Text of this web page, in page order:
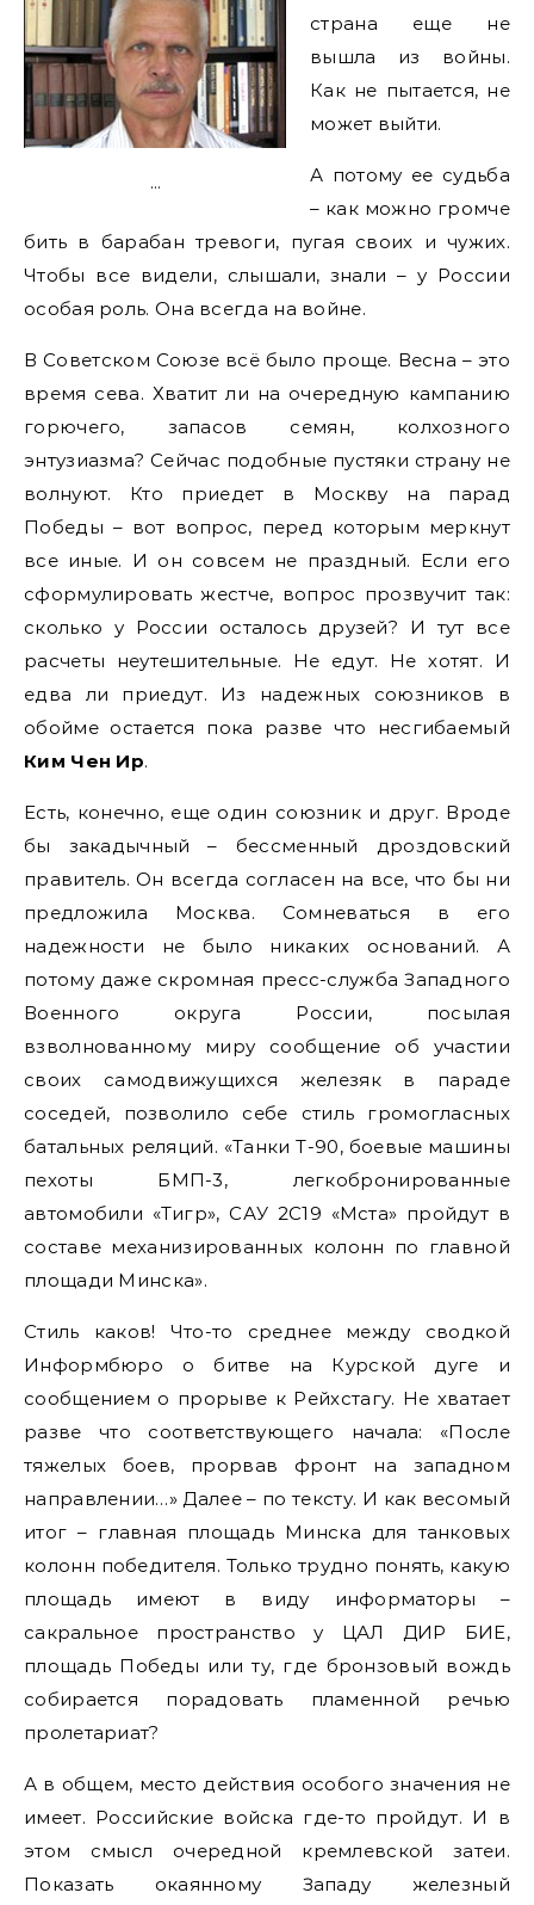
…
страна еще не
вышла из войны.
Как не пытается, не
может выйти.
А потому ее судьба
– как можно громче
бить в барабан тревоги, пугая своих и чужих.
Чтобы все видели, слышали, знали – у России
особая роль. Она всегда на войне.
В Советском Союзе всё было проще. Весна – это
время сева. Хватит ли на очередную кампанию
горючего, запасов семян, колхозного
энтузиазма? Сейчас подобные пустяки страну не
волнуют. Кто приедет в Москву на парад
Победы – вот вопрос, перед которым меркнут
все иные. И он совсем не праздный. Если его
сформулировать жестче, вопрос прозвучит так:
сколько у России осталось друзей? И тут все
расчеты неутешительные. Не едут. Не хотят. И
едва ли приедут. Из надежных союзников в
обойме остается пока разве что несгибаемый
Ким Чен Ир.
Есть, конечно, еще один союзник и друг. Вроде
бы закадычный – бессменный дроздовский
правитель. Он всегда согласен на все, что бы ни
предложила Москва. Сомневаться в его
надежности не было никаких оснований. А
потому даже скромная пресс-служба Западного
Военного округа России, посылая
взволнованному миру сообщение об участии
своих самодвижущихся железяк в параде
соседей, позволило себе стиль громогласных
батальных реляций. «Танки Т-90, боевые машины
пехоты БМП-3, легкобронированные
автомобили «Тигр», САУ 2С19 «Мста» пройдут в
составе механизированных колонн по главной
площади Минска».
Стиль каков! Что-то среднее между сводкой
Информбюро о битве на Курской дуге и
сообщением о прорыве к Рейхстагу. Не хватает
разве что соответствующего начала: «После
тяжелых боев, прорвав фронт на западном
направлении…» Далее – по тексту. И как весомый
итог – главная площадь Минска для танковых
колонн победителя. Только трудно понять, какую
площадь имеют в виду информаторы –
сакральное пространство у ЦАЛ ДИР БИЕ,
площадь Победы или ту, где бронзовый вождь
собирается порадовать пламенной речью
пролетариат?
А в общем, место действия особого значения не
имеет. Российские войска где-то пройдут. И в
этом смысл очередной кремлевской затеи.
Показать окаянному Западу железный